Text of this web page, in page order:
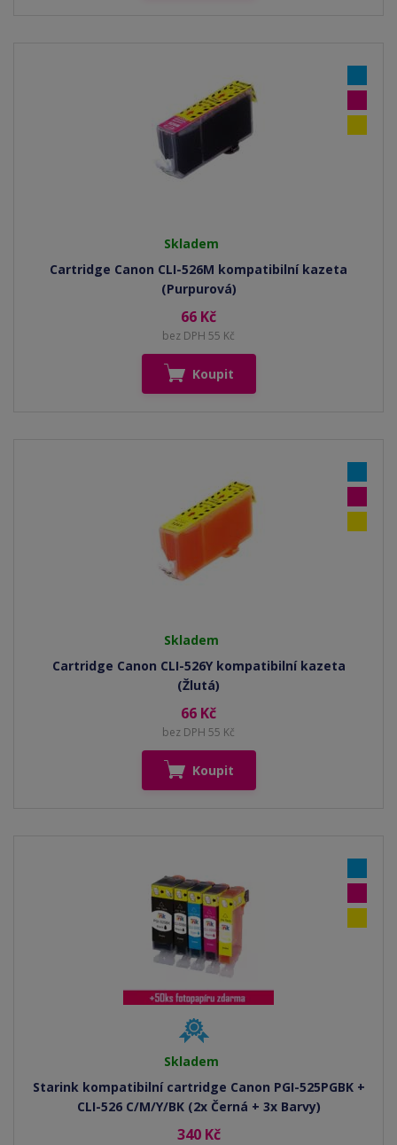
Skladem
Cartridge Canon CLI-526M kompatibilní kazeta
(Purpurová)
66 Kč
bez DPH 55 Kč
Koupit
Skladem
Cartridge Canon CLI-526Y kompatibilní kazeta
(Žlutá)
66 Kč
bez DPH 55 Kč
Koupit
Skladem
Starink kompatibilní cartridge Canon PGI-525PGBK +
CLI-526 C/M/Y/BK (2x Černá + 3x Barvy)
340 Kč